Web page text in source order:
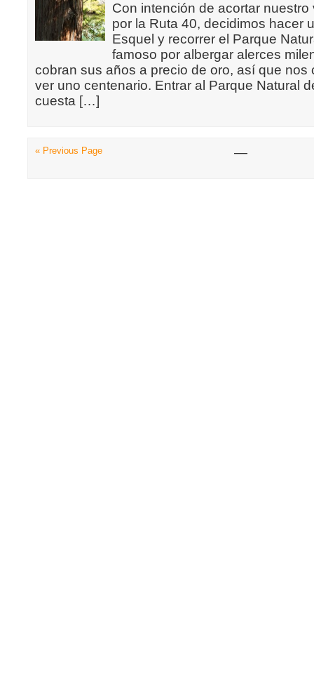
Con intención de acortar
por la Ruta 40, decidimos hacer
Esquel y recorrer el Parque
famoso por albergar alerces
cobran sus años a precio de oro, así que nos
ver uno centenario. Entrar al Parque Natural
cuesta […]
« Previous Page —